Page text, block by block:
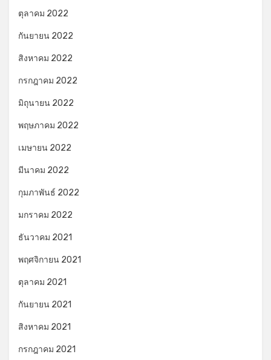
ตุลาคม 2022
กันยายน 2022
สิงหาคม 2022
กรกฎาคม 2022
มิถุนายน 2022
พฤษภาคม 2022
เมษายน 2022
มีนาคม 2022
กุมภาพันธ์ 2022
มกราคม 2022
ธันวาคม 2021
พฤศจิกายน 2021
ตุลาคม 2021
กันยายน 2021
สิงหาคม 2021
กรกฎาคม 2021